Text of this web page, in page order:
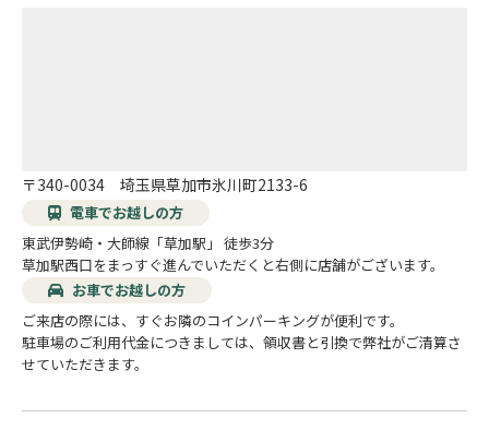
〒340-0034 埼玉県草加市氷川町2133-6
電車でお越しの方
東武伊勢崎・大師線「草加駅」 徒歩3分
草加駅西口をまっすぐ進んでいただくと右側に店舗がございます。
お車でお越しの方
ご来店の際には、すぐお隣のコインパーキングが便利です。
駐車場のご利用代金につきましては、領収書と引換で弊社がご清算さ
せていただきます。